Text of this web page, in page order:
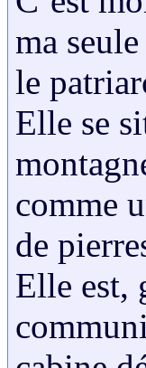
ma
le
Elle se
comme
de
Elle est,